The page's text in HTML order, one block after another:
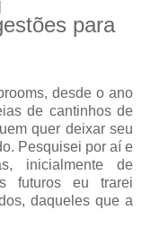
para
desde o ano
de cantinhos de
quer deixar seu
Pesquisei por aí e
inicialmente de
futuros eu trarei
daqueles que a